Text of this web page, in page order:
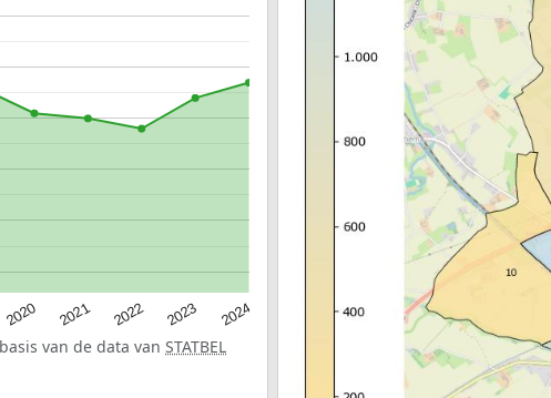
2020 2021 2022 2023 2024
van de data van STATBEL